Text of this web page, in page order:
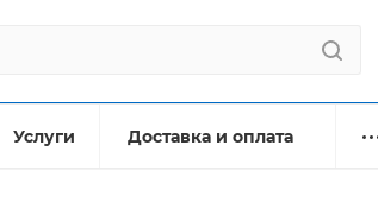
Услуги Доставка и оплата